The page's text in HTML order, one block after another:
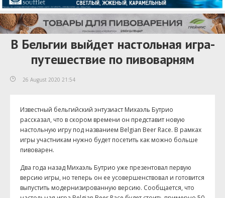
В Бельгии выйдет настольная игра-
путешествие по пивоварням
26 August 2020 21:54
Известный бельгийский энтузиаст Михаэль Бутрио
рассказал, что в скором времени он представит новую
настольную игру под названием Belgian Beer Race. В рамках
игры участникам нужно будет посетить как можно больше
пивоварен.
Два года назад Михаэль Бутрио уже презентовал первую
версию игры, но теперь он ее усовершенствовал и готовится
выпустить модернизированную версию. Сообщается, что